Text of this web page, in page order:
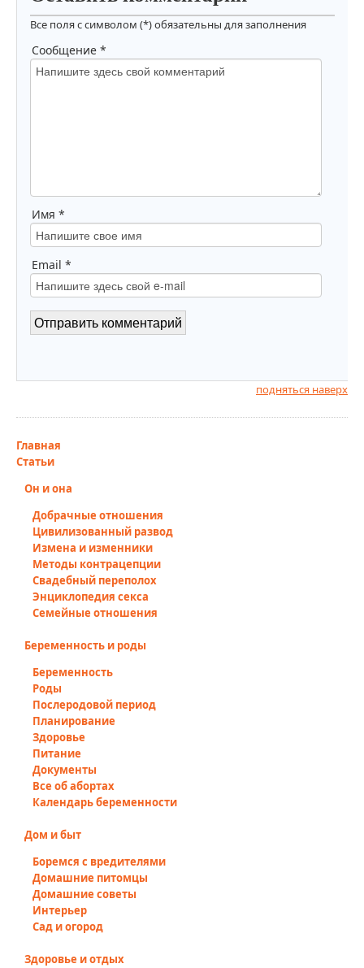
Все поля с символом (*) обязательны для заполнения
Сообщение *
Имя *
Email *
подняться наверх
Главная
Статьи
Он и она
Добрачные отношения
Цивилизованный развод
Измена и изменники
Методы контрацепции
Свадебный переполох
Энциклопедия секса
Семейные отношения
Беременность и роды
Беременность
Роды
Послеродовой период
Планирование
Здоровье
Питание
Документы
Все об абортах
Календарь беременности
Дом и быт
Боремся с вредителями
Домашние питомцы
Домашние советы
Интерьер
Сад и огород
Здоровье и отдых